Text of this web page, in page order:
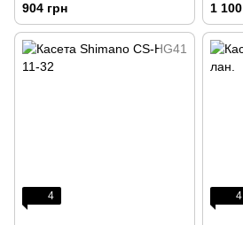
904 грн 1
4 4